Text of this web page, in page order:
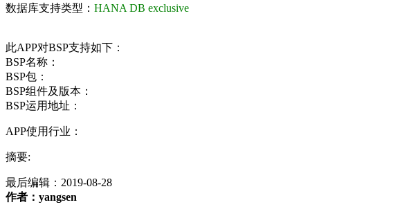
数据库支持类型： HANA DB exclusive
此APP对BSP支持如下：
BSP名称：
BSP包：
BSP组件及版本：
BSP运用地址：
APP使用行业：
摘要:
最后编辑： 2019-08-28
作者：yangsen